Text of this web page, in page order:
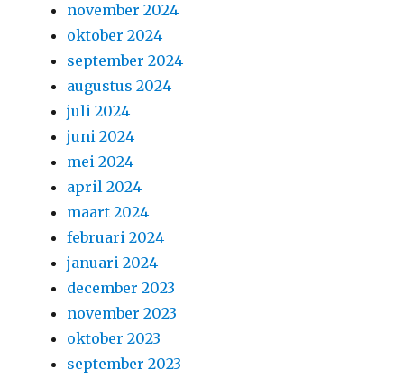
november 2024
oktober 2024
september 2024
augustus 2024
juli 2024
juni 2024
mei 2024
april 2024
maart 2024
februari 2024
januari 2024
december 2023
november 2023
oktober 2023
september 2023